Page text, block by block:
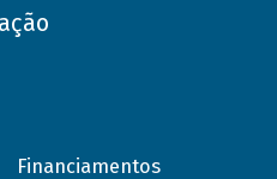
Financiamentos